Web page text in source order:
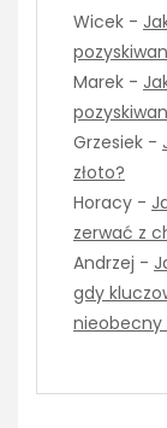
Wicek -
Marek -
Grzesiek -
złoto?
Horacy -
zerwać z
Andrzej -
gdy
nieobecny